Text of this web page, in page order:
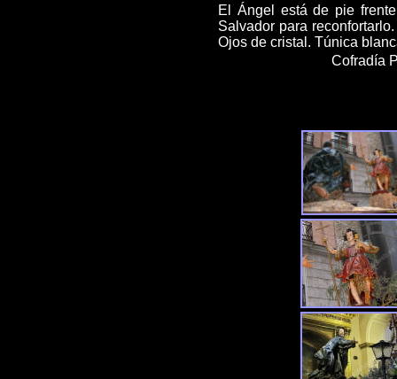
El Ángel está de pie
Salvador para
Ojos de cristal. Túnica
Cofradía